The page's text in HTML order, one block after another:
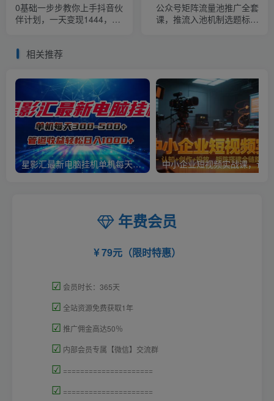
0基础一步步教你上手抖音伙
伴计划，一天变现1444，看
公众号矩阵流量池推广全套
课，推流入池机制选题标题
相关推荐
星影汇最新电脑挂机单机每天300+团队管道收益轻松日入1000+
年费会员
79元（限时特惠）
☑ 会员时长：365天
☑ 全站资源免费获取1年
☑ 推广佣金高达50％
☑ 内部会员专属【微信】交流群
☑ =====================
☑ =====================